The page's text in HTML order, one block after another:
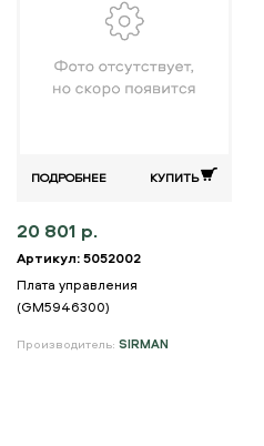
ПОДРОБНЕЕ КУПИТЬ
20 801 р.
Артикул: 5052002
Плата управления
(GM5946300)
Производитель: SIRMAN